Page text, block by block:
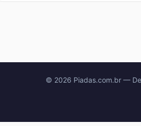
© 2026 Piadas.com.br —